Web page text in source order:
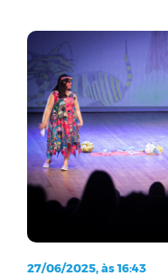
27/06/2025, às 16:43